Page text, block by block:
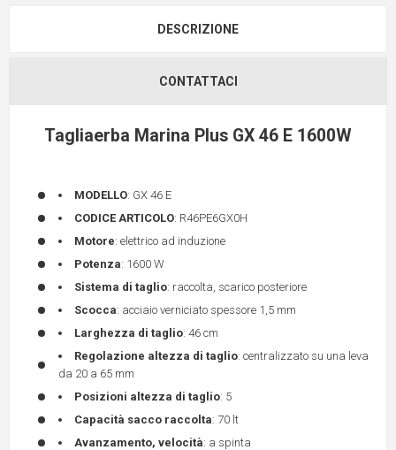
DESCRIZIONE
CONTATTACI
Tagliaerba Marina Plus GX 46 E 1600W
MODELLO: GX 46 E
CODICE ARTICOLO: R46PE6GX0H
Motore: elettrico ad induzione
Potenza: 1600 W
Sistema di taglio: raccolta, scarico posteriore
Scocca: acciaio verniciato spessore 1,5 mm
Larghezza di taglio: 46 cm
Regolazione altezza di taglio: centralizzato su una leva
da 20 a 65 mm
Posizioni altezza di taglio: 5
Capacità sacco raccolta: 70 lt
Avanzamento, velocità: a spinta